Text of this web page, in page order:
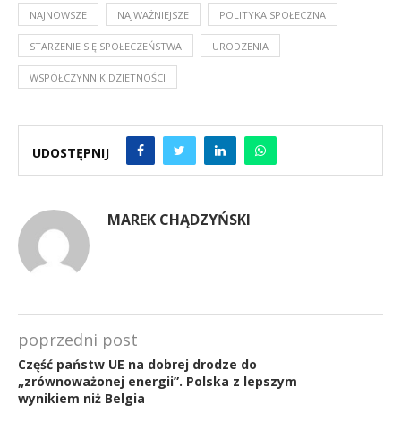
NAJNOWSZE NAJWAŻNIEJSZE POLITYKA SPOŁECZNA
STARZENIE SIĘ SPOŁECZEŃSTWA URODZENIA
WSPÓŁCZYNNIK DZIETNOŚCI
UDOSTĘPNIJ
MAREK CHĄDZYŃSKI
poprzedni post
Część państw UE na dobrej drodze do
„zrównoważonej energii”. Polska z lepszym
wynikiem niż Belgia